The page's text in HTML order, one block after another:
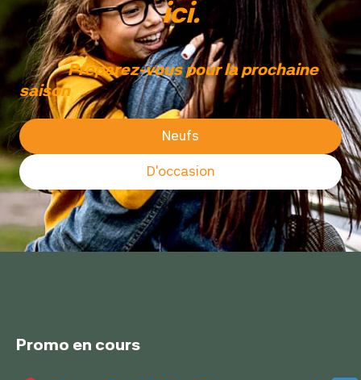
ici.
Préparez-vous pour la prochaine
saison
Neufs
D'occasion
Promo en cours